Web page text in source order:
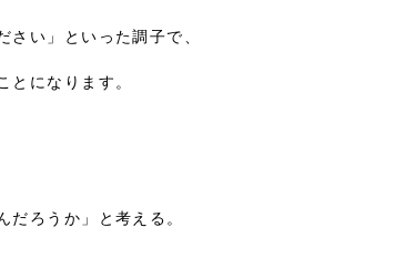
さい」といった調子で、
とになります。
だろうか」と考える。